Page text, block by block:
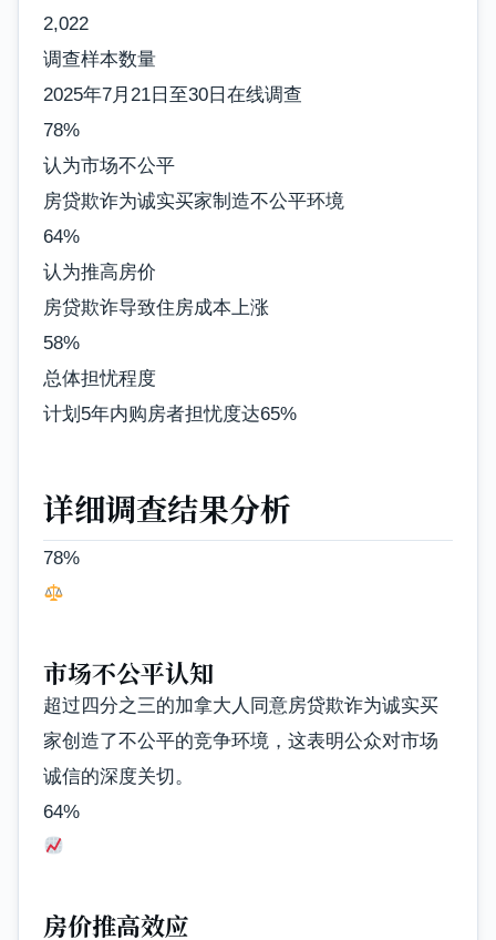
2,022
调查样本数量
2025年7月21日至30日在线调查
78%
认为市场不公平
房贷欺诈为诚实买家制造不公平环境
64%
认为推高房价
房贷欺诈导致住房成本上涨
58%
总体担忧程度
计划5年内购房者担忧度达65%
详细调查结果分析
78%
市场不公平认知
超过四分之三的加拿大人同意房贷欺诈为诚实买
家创造了不公平的竞争环境，这表明公众对市场
诚信的深度关切。
64%
房价推高效应